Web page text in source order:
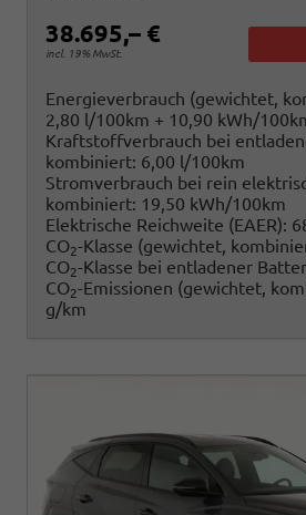
38.695,– €
incl. 19% MwSt.
Energieverbrauch (gewichtet,
2,80 l/100km + 10,90 kWh/
Kraftstoffverbrauch bei
kombiniert: 6,00 l/100km
Stromverbrauch bei rein
kombiniert: 19,50 kWh/100km
Elektrische Reichweite (EAER):
CO2-Klasse (gewichtet,
CO2-Klasse bei entladener
CO2-Emissionen (gewichtet,
g/km